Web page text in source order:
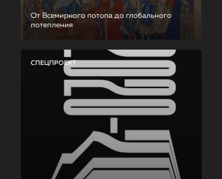
От Всемирного потопа до глобального
потепления
СПЕЦПРОЕКТ